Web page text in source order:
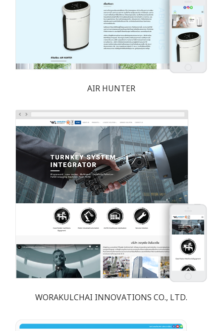
AIR HUNTER
WORAKULCHAI INNOVATIONS CO., LTD.